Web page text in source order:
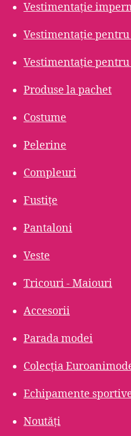
Vestimentație
Vestimentație
Vestimentație
Produse la pachet
Costume
Pelerine
Compleuri
Fustițe
Pantaloni
Veste
Tricouri - Maiouri
Accesorii
Parada modei
Colecția
Echipamente
Noutăți